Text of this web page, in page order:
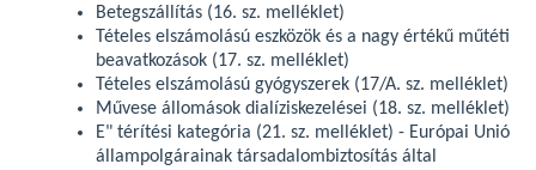
Betegszállítás (16. sz. melléklet)
Tételes elszámolású eszközök és a nagy értékű műtéti
beavatkozások (17. sz. melléklet)
Tételes elszámolású gyógyszerek (17/A. sz. melléklet)
Művese állomások dialíziskezelései (18. sz. melléklet)
E" térítési kategória (21. sz. melléklet) - Európai Unió
állampolgárainak társadalombiztosítás által